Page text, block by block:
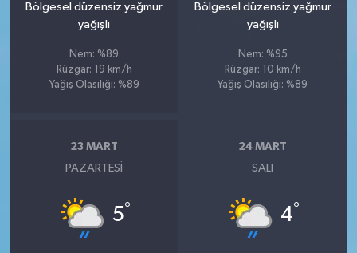
Bölgesel düzensiz yağmur
yağışlı
Nem: %89
Rüzgar: 19 km/h
Yağış Olasılığı: %89
Bölgesel düzensiz yağmur
yağışlı
Nem: %95
Rüzgar: 10 km/h
Yağış Olasılığı: %89
23 MART
PAZARTESI
5°
24 MART
SALI
4°